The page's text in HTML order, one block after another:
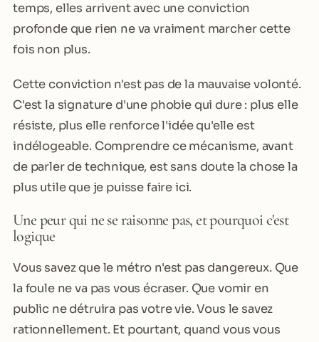
temps, elles arrivent avec une conviction
profonde que rien ne va vraiment marcher cette
fois non plus.
Cette conviction n'est pas de la mauvaise volonté.
C'est la signature d'une phobie qui dure : plus elle
résiste, plus elle renforce l'idée qu'elle est
indélogeable. Comprendre ce mécanisme, avant
de parler de technique, est sans doute la chose la
plus utile que je puisse faire ici.
Une peur qui ne se raisonne pas, et pourquoi c'est
logique
Vous savez que le métro n'est pas dangereux. Que
la foule ne va pas vous écraser. Que vomir en
public ne détruira pas votre vie. Vous le savez
rationnellement. Et pourtant, quand vous vous